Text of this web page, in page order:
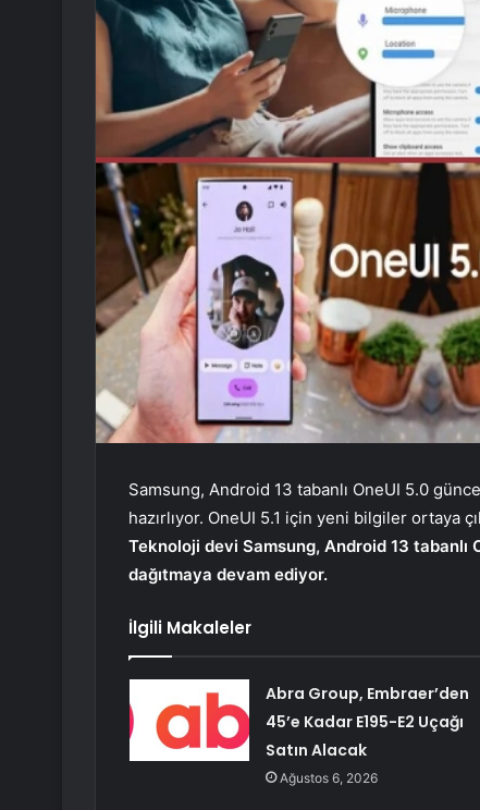
Samsung, Android 13 tabanlı OneUI 5.0
hazırlıyor. OneUI 5.1 için yeni bilgiler ortaya
Teknoloji devi Samsung, Android 13 tabanlı
dağıtmaya devam ediyor.
İlgili Makaleler
Abra Group, Embraer’den
45’e Kadar E195-E2 Uçağı
Satın Alacak
Ağustos 6, 2026